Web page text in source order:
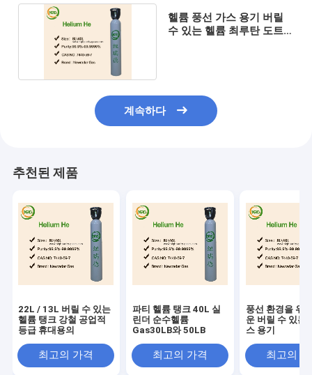
헬륨 풍선 가스 용기 버릴
수 있는 헬륨 최루탄 도트는
계속하다
추천된 제품
22L / 13L 버릴 수 있는
헬륨 탱크 강철 공업적
등급 휴대용의
최고의 가격
파티 헬륨 탱크 40L 실
린더 순수헬륨
Gas30LB와 50LB
최고의 가격
풍선 환경을 위
운 버릴 수 있는
스 용기
최고의